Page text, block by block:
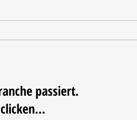
passiert.
clicken...